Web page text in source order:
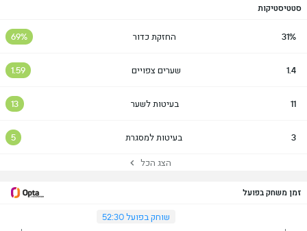
סטטיסטיקות
31% החזקת כדור 69%
1.4 שערים צפויים 1.59
11 בעיטות לשער 13
3 בעיטות למסגרת 5
הצג הכל
זמן משחק בפועל
שוחק בפועל 52:30